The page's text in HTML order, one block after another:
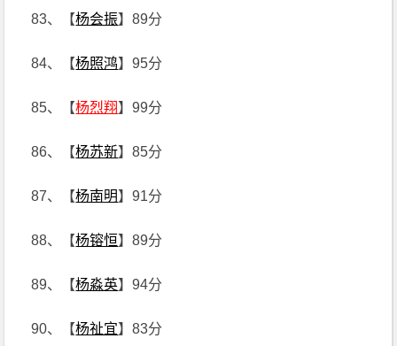
83、【杨会振】89分
84、【杨照鸿】95分
85、【杨烈翔】99分
86、【杨苏新】85分
87、【杨南明】91分
88、【杨镕恒】89分
89、【杨淼英】94分
90、【杨祉宜】83分